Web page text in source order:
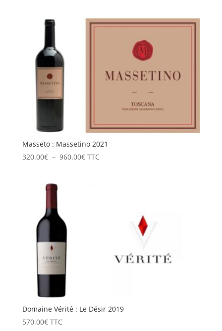
Masseto : Massetino 2021
320.00€ – 960.00€Plage
TTC
Domaine Vérité : Le Désir 2019
570.00€ TTC